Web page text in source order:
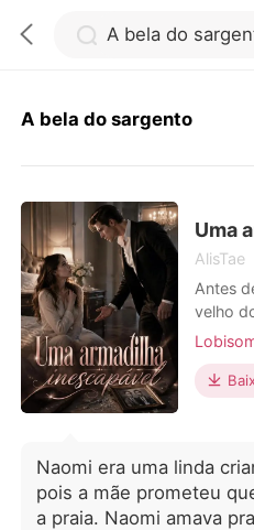
Loja
Histórico
Sair
A bela do sargento
Uma
AlisTae
Antes
velho
o líder
uniões,
Sophia.
CEO
Naomi era uma linda
pois a mãe prometeu
a praia. Naomi amava